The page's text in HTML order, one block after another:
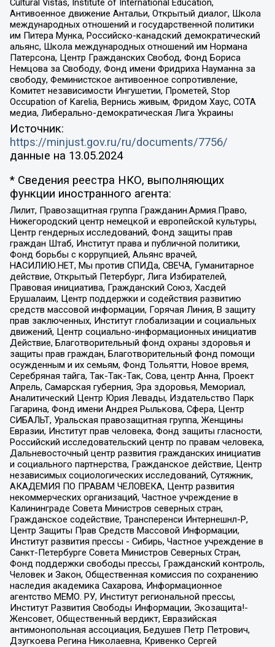
Cultural Vistas, Institute of International Education,
Антивоенное движение Антальи, Открытый диалог, Школа
международных отношений и государственной политики
им Питера Мунка, Российско-канадский демократический
альянс, Школа международных отношений им Нормана
Патерсона, Центр Гражданских Свобод, Фонд Бориса
Немцова за Свободу, Фонд имени Фридриха Науманна за
свободу, Феминистское антивоенное сопротивление,
Комитет независимости Ингушетии, Прометей, Stop
Occupation of Karelia, Вернись живым, Фридом Хаус, СОТА
медиа, Либерально-демократическая Лига Украины
Источник:
https://minjust.gov.ru/ru/documents/7756/
данные на 13.05.2024
* Сведения реестра НКО, выполняющих
функции иностранного агента:
Лилит, Правозащитная группа Гражданин.Армия.Право,
Нижегородский центр немецкой и европейской культуры,
Центр гендерных исследований, Фонд защиты прав
граждан Штаб, Институт права и публичной политики,
Фонд борьбы с коррупцией, Альянс врачей,
НАСИЛИЮ.НЕТ, Мы против СПИДа, СВЕЧА, Гуманитарное
действие, Открытый Петербург, Лига Избирателей,
Правовая инициатива, Гражданский Союз, Хасдей
Ерушалаим, Центр поддержки и содействия развитию
средств массовой информации, Горячая Линия, В защиту
прав заключенных, Институт глобализации и социальных
движений, Центр социально-информационных инициатив
Действие, Благотворительный фонд охраны здоровья и
защиты прав граждан, Благотворительный фонд помощи
осужденным и их семьям, Фонд Тольятти, Новое время,
Серебряная тайга, Так-Так-Так, Сова, центр Анна, Проект
Апрель, Самарская губерния, Эра здоровья, Мемориал,
Аналитический Центр Юрия Левады, Издательство Парк
Гагарина, Фонд имени Андрея Рылькова, Сфера, Центр
СИБАЛЬТ, Уральская правозащитная группа, Женщины
Евразии, Институт прав человека, Фонд защиты гласности,
Российский исследовательский центр по правам человека,
Дальневосточный центр развития гражданских инициатив
и социального партнерства, Гражданское действие, Центр
независимых социологических исследований, Сутяжник,
АКАДЕМИЯ ПО ПРАВАМ ЧЕЛОВЕКА, Центр развития
некоммерческих организаций, Частное учреждение в
Калининграде Совета Министров северных стран,
Гражданское содействие, Трансперенси Интернешнл-Р,
Центр Защиты Прав Средств Массовой Информации,
Институт развития прессы - Сибирь, Частное учреждение в
Санкт-Петербурге Совета Министров Северных Стран,
Фонд поддержки свободы прессы, Гражданский контроль,
Человек и Закон, Общественная комиссия по сохранению
наследия академика Сахарова, Информационное
агентство МЕМО. РУ, Институт региональной прессы,
Институт Развития Свободы Информации, Экозащита!-
Женсовет, Общественный вердикт, Евразийская
антимонопольная ассоциация, Бедушев Петр Петрович,
Дзугкоева Регина Николаевна, Кривенко Сергей